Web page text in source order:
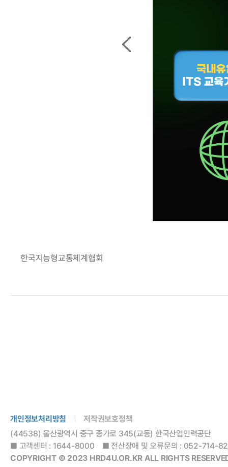
한국지능형교통체계협회
개인정보처리방침
저작권보호정책
(44538) 울산광역시 중구 종가로 345(교동) 한국산업인력공단
■ 고객센터 : 1644-8000 ■ 전산장애 및 오류문의 : 052-714-
COPYRIGHT © 2023 HRD4U.OR.KR ALL RIGHTS